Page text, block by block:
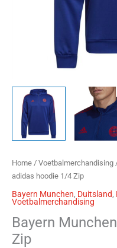
Home / Voetbalmerchandising
adidas hoodie 1/4 Zip
Bayern Munchen, Duitsland,
Voetbalmerchandising
Bayern
Zip